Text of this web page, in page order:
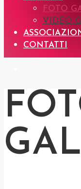
FOTO
VIDEO
CONTATTI